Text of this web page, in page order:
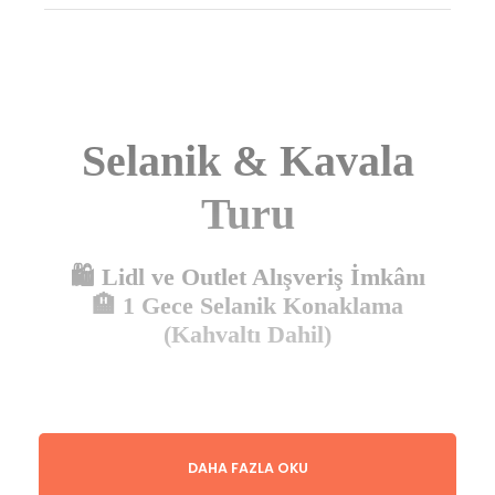
Selanik & Kavala
Turu
🛍️ Lidl ve Outlet Alışveriş İmkânı
🏨 1 Gece Selanik Konaklama
(Kahvaltı Dahil)
DAHA FAZLA OKU